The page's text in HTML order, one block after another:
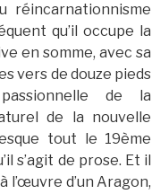
réincarnationnisme
qu’il occupe la
en somme, avec sa
vers de douze pieds
de la
de la nouvelle
tout le 19ème
s’agit de prose. Et il
d’un Aragon,